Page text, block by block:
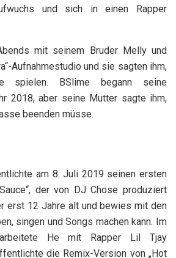
und sich in einen Rapper
mit seinem Bruder Melly und
Aufnahmestudio und sie sagten ihm,
spielen. BSlime begann seine
2018, aber seine Mutter sagte ihm,
beenden müsse.
am 8. Juli 2019 seinen ersten
der von DJ Chose produziert
erst 12 Jahre alt und bewies mit den
singen und Songs machen kann. Im
He mit Rapper Lil Tjay
die Remix-Version von „Hot